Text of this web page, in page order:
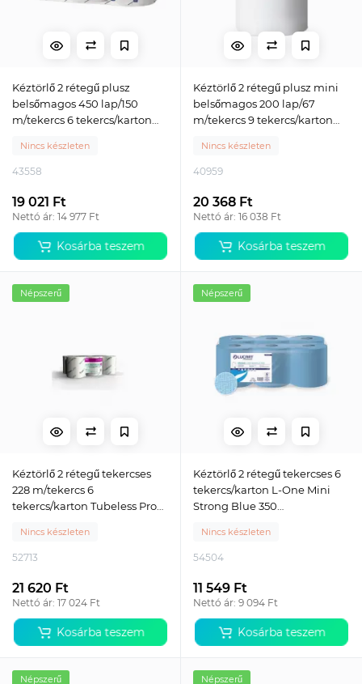
Kéztörlő 2 rétegű plusz
belsőmagos 450 lap/150
m/tekercs 6 tekercs/karton
fehér
Nincs készleten
43558
19 021 Ft
Nettó ár: 14 977 Ft
Kosárba teszem
Kéztörlő 2 rétegű plusz mini
belsőmagos 200 lap/67
m/tekercs 9 tekercs/karton
fehér
Nincs készleten
40959
20 368 Ft
Nettó ár: 16 038 Ft
Kosárba teszem
Népszerű
Kéztörlő 2 rétegű tekercses
228 m/tekercs 6
tekercs/karton Tubeless Pro
Nincs készleten
52713
21 620 Ft
Nettó ár: 17 024 Ft
Kosárba teszem
Népszerű
Kéztörlő 2 rétegű tekercses 6
tekercs/karton L-One Mini
Strong Blue 350
Nincs készleten
54504
11 549 Ft
Nettó ár: 9 094 Ft
Kosárba teszem
Népszerű Népszerű